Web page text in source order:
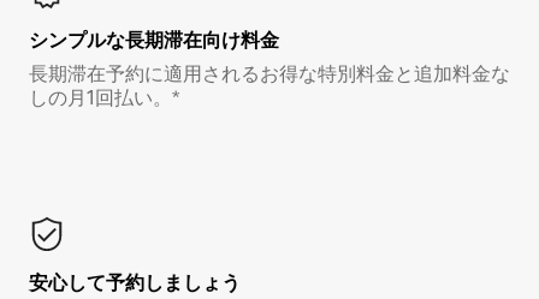
シンプルな長期滞在向け料金
長期滞在予約に適用されるお得な特別料金と追加料金な
しの月1回払い。*
安心して予約しましょう